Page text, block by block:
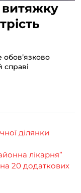
справі
ділянки
лікарня”
на 20 додаткових